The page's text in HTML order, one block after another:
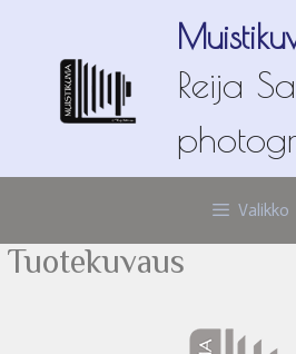
Reija
Valikko
Tuotekuvaus